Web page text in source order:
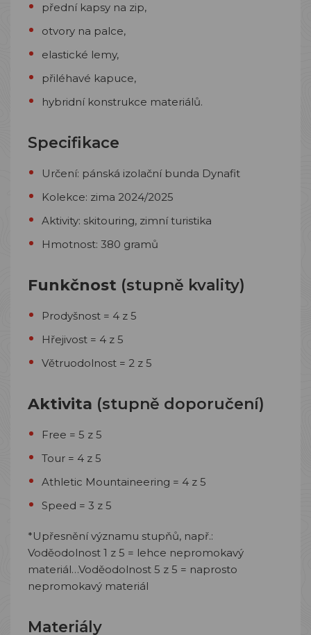
přední kapsy na zip,
otvory na palce,
elastické lemy,
přiléhavé kapuce,
hybridní konstrukce materiálů.
Specifikace
Určení: pánská izolační bunda Dynafit
Kolekce: zima 2024/2025
Aktivity: skitouring, zimní turistika
Hmotnost: 380 gramů
Funkčnost (stupně kvality)
Prodyšnost = 4 z 5
Hřejivost = 4 z 5
Větruodolnost = 2 z 5
Aktivita (stupně doporučení)
Free = 5 z 5
Tour = 4 z 5
Athletic Mountaineering = 4 z 5
Speed = 3 z 5
*Upřesnění významu stupňů, např.:
Voděodolnost 1 z 5 = lehce nepromokavý
materiál…Voděodolnost 5 z 5 = naprosto
nepromokavý materiál
Materiály